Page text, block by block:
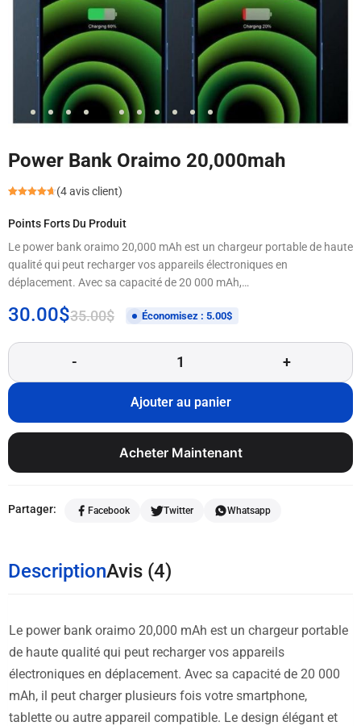
Power Bank Oraimo 20,000mah
basé sur
notations
(4avis client)
Points Forts Du Produit
Le power bank oraimo 20,000 mAh est un chargeur portable de haute
qualité qui peut recharger vos appareils électroniques en
déplacement. Avec sa capacité de 20 000 mAh,…
35.00$
30.00$ Économisez : 5.00$
Ajouter au panier
Acheter Maintenant
Partager: Facebook Twitter Whatsapp
DescriptionAvis (4)
Le power bank oraimo 20,000 mAh est un chargeur portable
de haute qualité qui peut recharger vos appareils
électroniques en déplacement. Avec sa capacité de 20 000
mAh, il peut charger plusieurs fois votre smartphone,
tablette ou autre appareil compatible. Le design élégant et